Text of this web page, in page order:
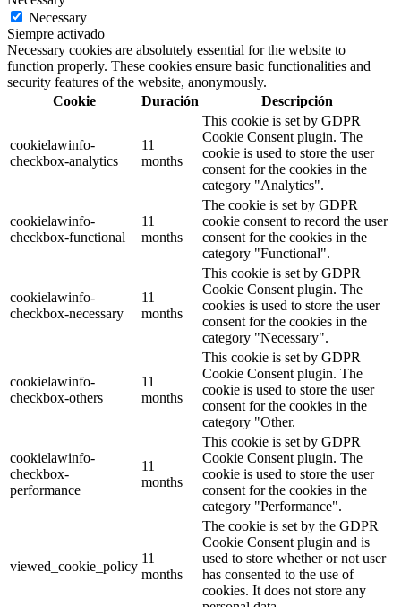
Necessary
Siempre activado
Necessary cookies are absolutely essential for the website to
function properly. These cookies ensure basic functionalities and
security features of the website, anonymously.
Cookie
Duración Descripción
cookielawinfo-
checkbox-analytics
11
months
This cookie is set by GDPR
Cookie Consent plugin. The
cookie is used to store the user
consent for the cookies in the
category "Analytics".
cookielawinfo-
checkbox-functional
11
months
The cookie is set by GDPR
cookie consent to record the user
consent for the cookies in the
category "Functional".
cookielawinfo-
checkbox-necessary
11
months
This cookie is set by GDPR
Cookie Consent plugin. The
cookies is used to store the user
consent for the cookies in the
category "Necessary".
cookielawinfo-
checkbox-others
11
months
This cookie is set by GDPR
Cookie Consent plugin. The
cookie is used to store the user
consent for the cookies in the
category "Other.
cookielawinfo-
checkbox-
performance
11
months
This cookie is set by GDPR
Cookie Consent plugin. The
cookie is used to store the user
consent for the cookies in the
category "Performance".
viewed_cookie_policy
11
months
The cookie is set by the GDPR
Cookie Consent plugin and is
used to store whether or not user
has consented to the use of
cookies. It does not store any